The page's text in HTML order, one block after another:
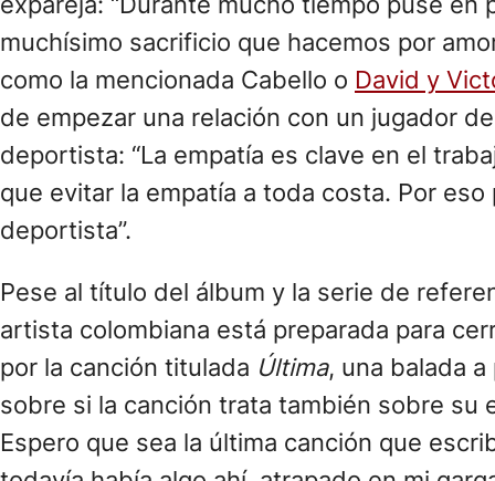
muchísimo sacrificio que hacemos por
como la mencionada Cabello o David y
de empezar una relación con un jugador
deportista: “La empatía es clave en el
que evitar la empatía a toda costa. Por
deportista”.
Pese al título del álbum y la serie de
artista colombiana está preparada para
por la canción titulada Última, una balada
sobre si la canción trata también sobre su
Espero que sea la última canción que